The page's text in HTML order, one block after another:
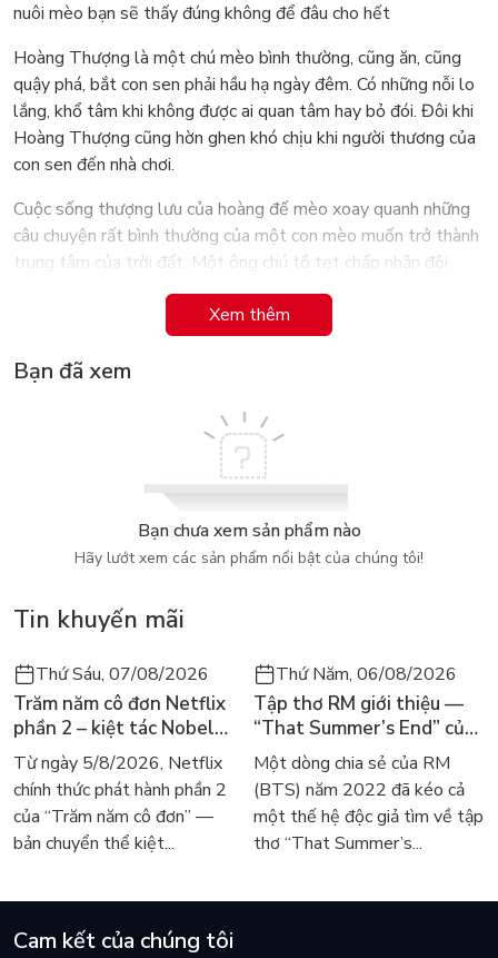
nuôi mèo bạn sẽ thấy đúng không để đâu cho hết
Hoàng Thượng là một chú mèo bình thường, cũng ăn, cũng
quậy phá, bắt con sen phải hầu hạ ngày đêm. Có những nỗi lo
lắng, khổ tâm khi không được ai quan tâm hay bỏ đói. Đôi khi
Hoàng Thượng cũng hờn ghen khó chịu khi người thương của
con sen đến nhà chơi.
Cuộc sống thượng lưu của hoàng đế mèo xoay quanh những
câu chuyện rất bình thường của một con mèo muốn trở thành
trung tâm của trời đất. Một ông chú tồ tẹt chấp nhận đội
ngược Hoàng Thượng lên đầu để sống hạnh phúc xóa tan
những tháng ngày xoay vòng tẻ nhạt.
Cuộc đời vương giả của chú mèo đã thu hút được hàng nghìn
lượt yêu thích,theo dõi trên weibo. Các fan liên tục mèo nhèo
truyện mới khiến tác giả Bạch Trà vẽ mỏi tay không kịp. Cuốn
truyện đã công phá thế giới với 40 triệu bản in bán hết veo.
Sức hấp dẫn của của Hoàng Thượng thật kinh khủng!
đáng yêu của Bạch Trà. Một con mèo béo ị với khuôn mặt cau
có khó ở đang hờn cả thế giới. Những khoảnh khắc đầy yêu
ghét thì ghét vậy thôi, Hoàng Thượng vẫn là số một!
Một cuốn sách đáng yêu cho những tín đồ yêu mèo và cho tất
cả những con sen đang ngày đêm phục tùng lũ đầy lông ngạo
mạn.
Xem thêm
Bạn đã xem
Bạn chưa xem sản phẩm nào
Hãy lướt xem các sản phẩm nổi bật của chúng tôi!
Tin khuyến mãi
Thứ Sáu, 07/08/2026
Trăm năm cô đơn Netflix
phần 2 – kiệt tác Nobel
trở lại màn ảnh, dòng
người tìm đọc lại García
Márquez
Từ ngày 5/8/2026, Netflix
chính thức phát hành phần 2
của “Trăm năm cô đơn” —
bản chuyển thể kiệt...
Thứ Năm, 06/08/2026
Tập thơ RM giới thiệu —
“That Summer’s End” của
Lee Seong-bok ra mắt bản
tiếng Anh sau 4 năm gây
sốt
Một dòng chia sẻ của RM
(BTS) năm 2022 đã kéo cả
một thế hệ độc giả tìm về tập
thơ “That Summer’s...
Cam kết của chúng tôi